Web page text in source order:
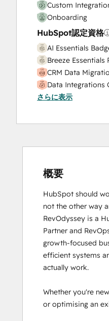
Custom
Onboarding
HubSpot認定資格
AI Essentials
Breeze Essentials
CRM Data
Data Integrations
HubSpot
HubSpot CMS for
HubSpot
Certification
HubSpot Sales
Certification
HubSpot
HubSpot Trainer
Inbound
Inbound
Inbound Sales
Objectives-Based
Platform
さらに表示
概要
HubSpot should
not the other way
RevOdyssey is a
Partner and
growth-focused
efficient systems
actually work.
Whether you're
or optimising an